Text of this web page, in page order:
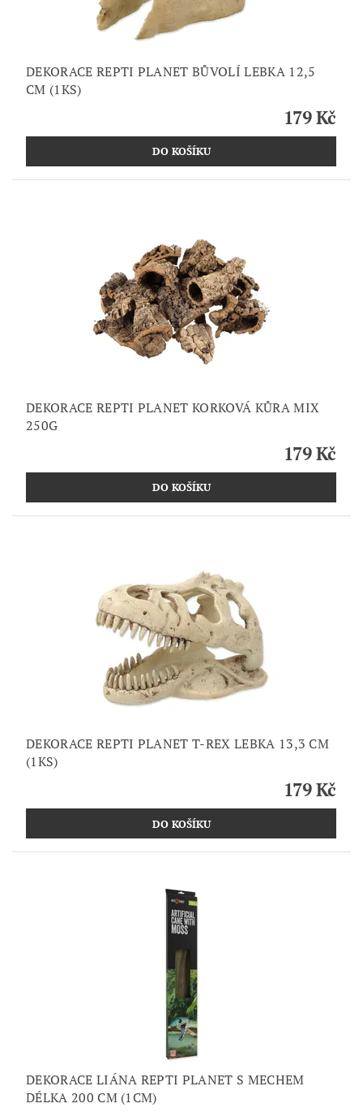
DEKORACE REPTI PLANET BŮVOLÍ LEBKA 12,5
CM (1KS)
179 Kč
DEKORACE REPTI PLANET KORKOVÁ KŮRA MIX
250G
179 Kč
DEKORACE REPTI PLANET T-REX LEBKA 13,3 CM
(1KS)
179 Kč
DEKORACE LIÁNA REPTI PLANET S MECHEM
DÉLKA 200 CM (1CM)